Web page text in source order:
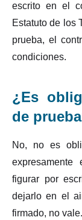
escrito en el
Estatuto de los
prueba, el
condiciones.
¿Es
de
No, no es
figurar por
dejarlo en el
firmado, no vale.